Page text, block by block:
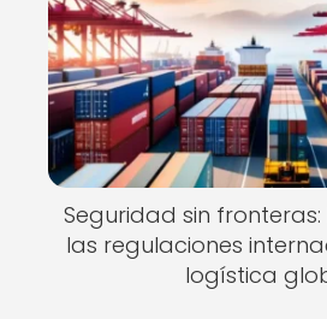
Seguridad sin
las regulaciones
logística